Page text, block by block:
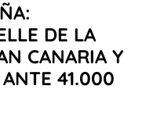
DE LA
CANARIA Y
41.000